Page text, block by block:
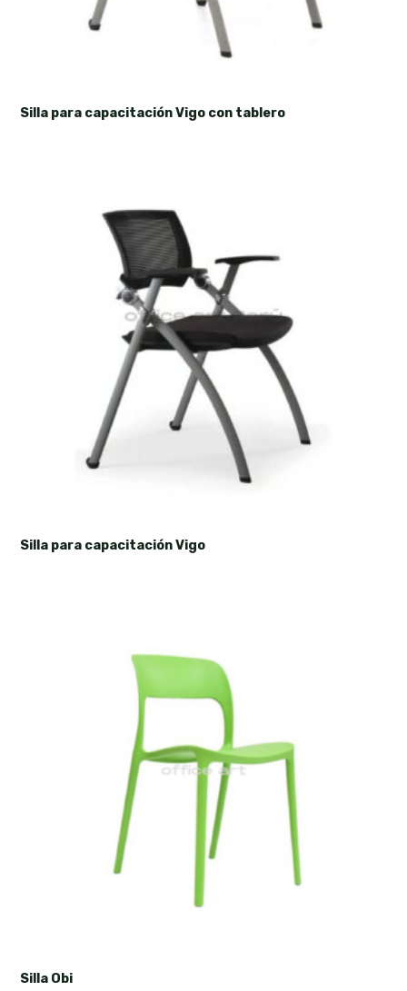
Silla para capacitación Vigo con tablero
Silla para capacitación Vigo
Silla Obi